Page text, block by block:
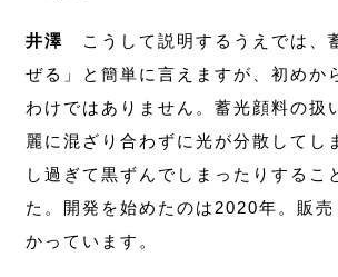
井澤
こうして説明するうえでは、
ぜる」と簡単に言えますが、初めか
わけではありません。蓄光顔料の扱
麗に混ざり合わずに光が分散してし
し過ぎて黒ずんでしまったりするこ
た。開発を始めたのは2020年。販
かっています。